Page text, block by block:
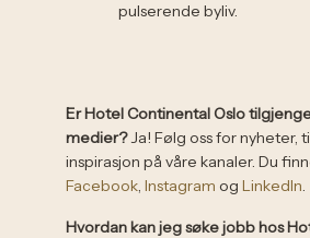
pulserende byliv.
Er Hotel Continental Oslo
medier?Ja! Følg oss for nyheter,
inspirasjon på våre kanaler. Du
Facebook, Instagram og LinkedIn.
Hvordan kan jeg søke jobb hos